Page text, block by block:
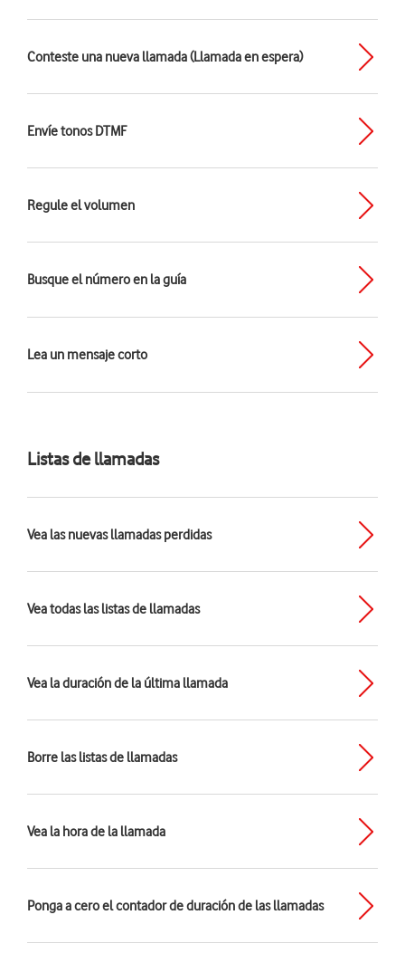
Conteste una nueva llamada (Llamada en espera)
Envíe tonos DTMF
Regule el volumen
Busque el número en la guía
Lea un mensaje corto
Listas de llamadas
Vea las nuevas llamadas perdidas
Vea todas las listas de llamadas
Vea la duración de la última llamada
Borre las listas de llamadas
Vea la hora de la llamada
Ponga a cero el contador de duración de las llamadas